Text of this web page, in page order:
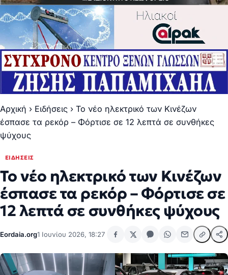
Αρχική › Ειδήσεις › Το νέο ηλεκτρικό των Κινέζων
έσπασε τα ρεκόρ – Φόρτισε σε 12 λεπτά σε συνθήκες
ψύχους
ΕΙΔΉΣΕΙΣ
Το νέο ηλεκτρικό των Κινέζων
έσπασε τα ρεκόρ – Φόρτισε σε
12 λεπτά σε συνθήκες ψύχους
Eordaia.org1 Ιουνίου 2026, 18:27